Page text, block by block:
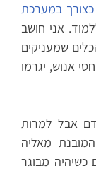
במערכת
אני חושב
שמעניקים
אנוש, יגרמו
אבל למרות
מאליה
מבוגר